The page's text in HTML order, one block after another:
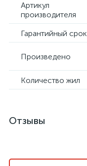
Артикул
производителя
Гарантийный срок
Произведено
Количество жил
Отзывы